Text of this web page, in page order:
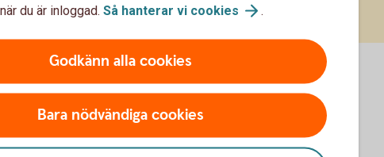
du är inloggad. Så hanterar vi cookies .
Godkänn alla cookies
Bara nödvändiga cookies